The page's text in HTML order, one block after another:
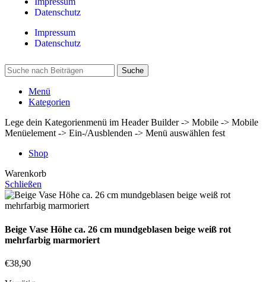
Datenschutz
Impressum
Datenschutz
Suche
Menü
Kategorien
Lege dein Kategorienmenü im Header Builder -> Mobile -> Mobile
Menüelement -> Ein-/Ausblenden -> Menü auswählen fest
Shop
Warenkorb
Schließen
Beige Vase Höhe ca. 26 cm mundgeblasen beige weiß rot
mehrfarbig marmoriert
€38,90